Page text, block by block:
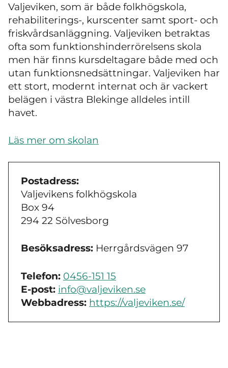
Valjeviken, som är både folkhögskola,
rehabiliterings-, kurscenter samt sport- och
friskvårdsanläggning. Valjeviken betraktas
ofta som funktionshinderrörelsens skola
men här finns kursdeltagare både med och
utan funktionsnedsättningar. Valjeviken har
ett stort, modernt internat och är vackert
belägen i västra Blekinge alldeles intill
havet.
Läs mer om skolan
Postadress:
Valjevikens folkhögskola
Box 94
294 22 Sölvesborg
Besöksadress: Herrgårdsvägen 97
Telefon: 0456-151 15
E-post: info@valjeviken.se
Webbadress: https://valjeviken.se/